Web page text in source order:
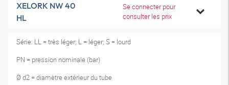
XELORK NW 40
HL
Se connecter pour
consulter les prix
Série: LL = très léger; L = léger; S = lourd
PN = pression nominale (bar)
Ø d2 = diamètre extérieur du tube